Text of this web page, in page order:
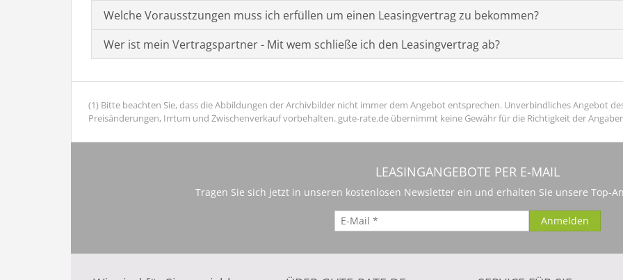
Welche Vorausstzungen muss ich erfüllen um einen Leasingvertrag zu bekommen?
Wer ist mein Vertragspartner - Mit wem schließe ich den Leasingvertrag ab?
(1) Bitte beachten Sie, dass die Abbildungen der Archivbilder nicht immer dem Angebot entsprechen. Unverbindliches Angebot
Preisänderungen, Irrtum und Zwischenverkauf vorbehalten. gute-rate.de übernimmt keine Gewähr für die Richtigkeit der
LEASINGANGEBOTE PER E-MAIL
Tragen Sie sich jetzt in unseren kostenlosen Newsletter ein und erhalten Sie unsere Top-